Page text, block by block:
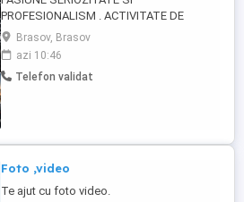
PROFESIONALISM . ACTIVITATE DE
PESTE ; 35 ANI . FOTO ; Albume
personslizate , diferite culori si marimi De
prezentare , Publicitare , Nunti , Botez ,
Aniversare. VIDEO ; FUL HD , 4 K ,
Brasov, Brasov
azi 10:46
Telefon validat
Foto ,video
Te ajut cu foto video.